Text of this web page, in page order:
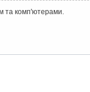
та комп'ютерами.